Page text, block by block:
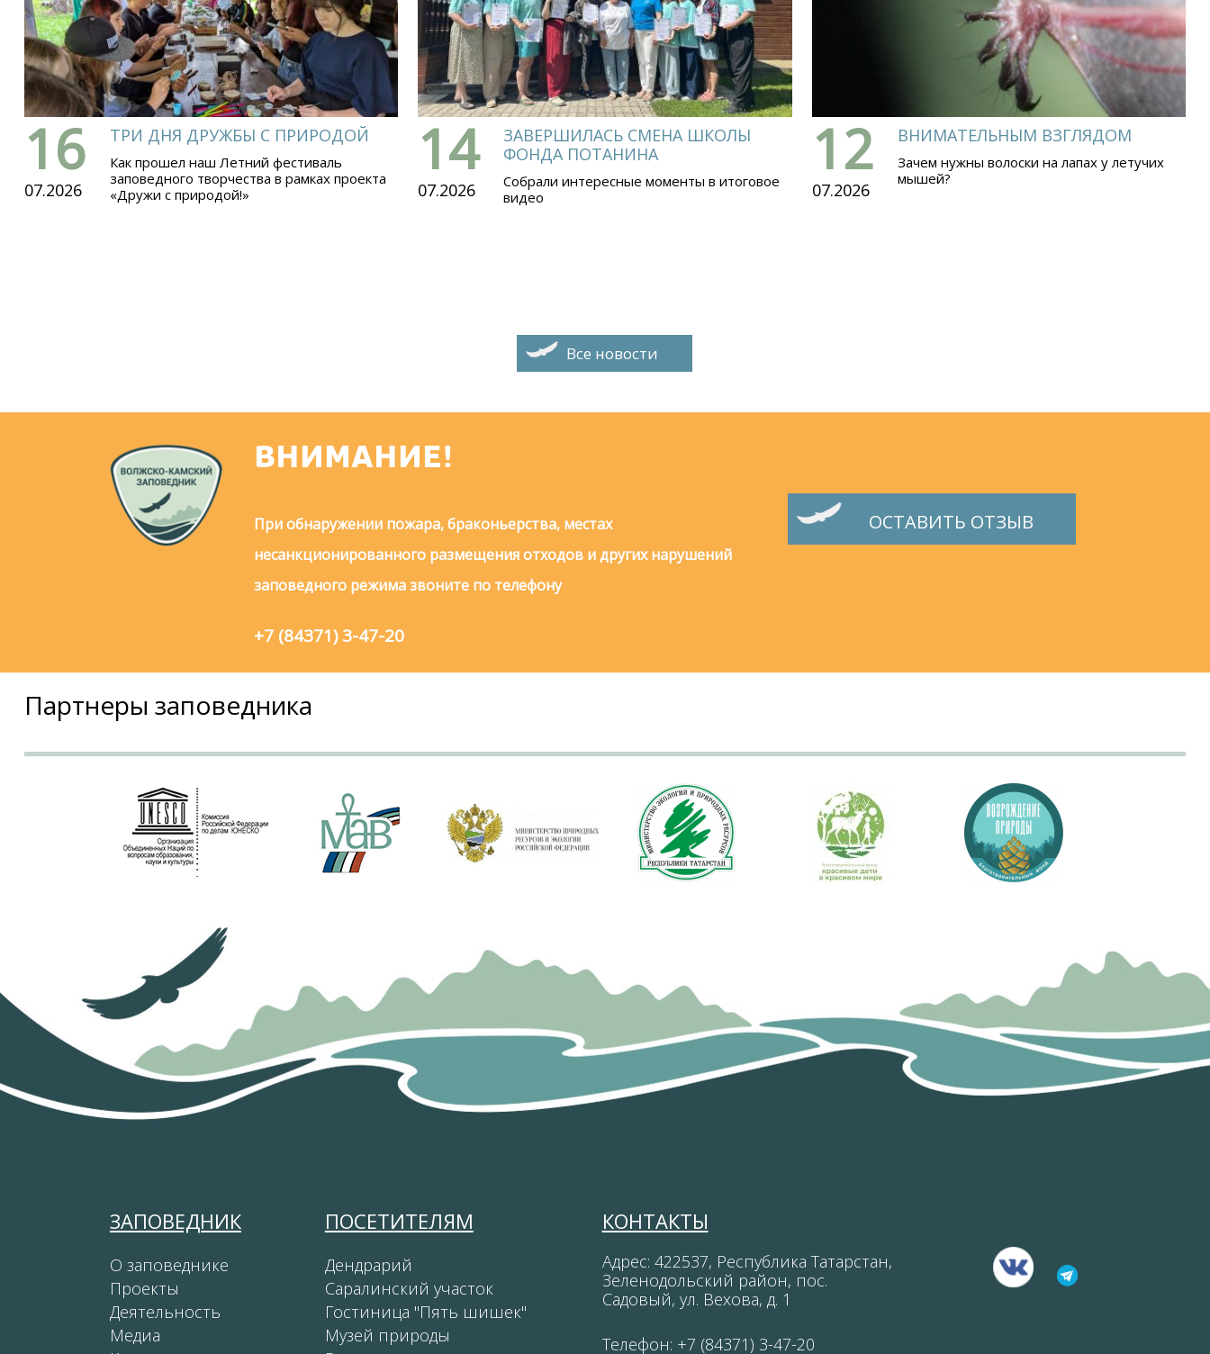
16
07.2026
ТРИ ДНЯ ДРУЖБЫ С ПРИРОДОЙ
Как прошел наш Летний фестиваль
заповедного творчества в рамках проекта
«Дружи с природой!»
14
07.2026
ЗАВЕРШИЛАСЬ СМЕНА ШКОЛЫ
ФОНДА ПОТАНИНА
Собрали интересные моменты в итоговое
видео
12
07.2026
ВНИМАТЕЛЬНЫМ ВЗГЛЯДОМ
Зачем нужны волоски на лапах у летучих
мышей?
Все новости
ВНИМАНИЕ!
При обнаружении пожара, браконьерства, местах
несанкционированного размещения отходов и других нарушений
заповедного режима звоните по телефону
+7 (84371) 3-47-20
ОСТАВИТЬ ОТЗЫВ
Партнеры заповедника
ЗАПОВЕДНИК
О заповеднике
Проекты
Деятельность
Медиа
ПОСЕТИТЕЛЯМ
Дендрарий
Саралинский участок
Гостиница "Пять шишек"
Музей природы
КОНТАКТЫ
Адрес: 422537, Республика Татарстан,
Зеленодольский район, пос.
Садовый, ул. Вехова, д. 1
Телефон: +7 (84371) 3-47-20